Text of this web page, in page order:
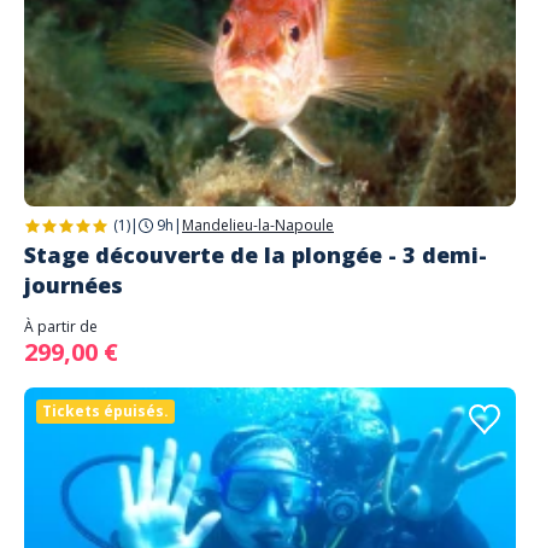
(1)| 9h | Mandelieu-la-Napoule
Stage découverte de la plongée - 3 demi-
journées
À partir de
299,00 €
Tickets épuisés.